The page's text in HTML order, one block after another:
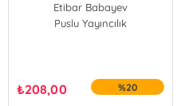
Etibar Babayev
Puslu Yayıncılık
₺208,00 %20